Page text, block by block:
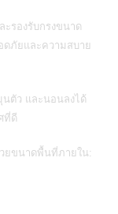
ะรองรับกรงขนาด
ภัยและความสบาย
นตัว และนอนลงได้
ที่ดี
ยขนาดพื้นที่ภายใน: